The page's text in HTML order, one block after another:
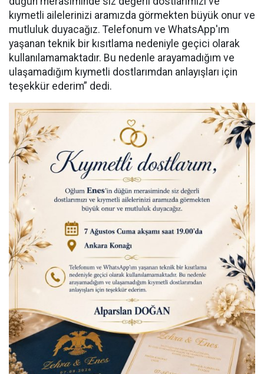
kıymetli ailelerinizi aramızda görmekten büyük onur ve
mutluluk duyacağız. Telefonum ve WhatsApp'ım
yaşanan teknik bir kısıtlama nedeniyle geçici olarak
kullanılamamaktadır. Bu nedenle arayamadığım ve
ulaşamadığım kıymetli dostlarımdan anlayışları için
teşekkür ederim” dedi.